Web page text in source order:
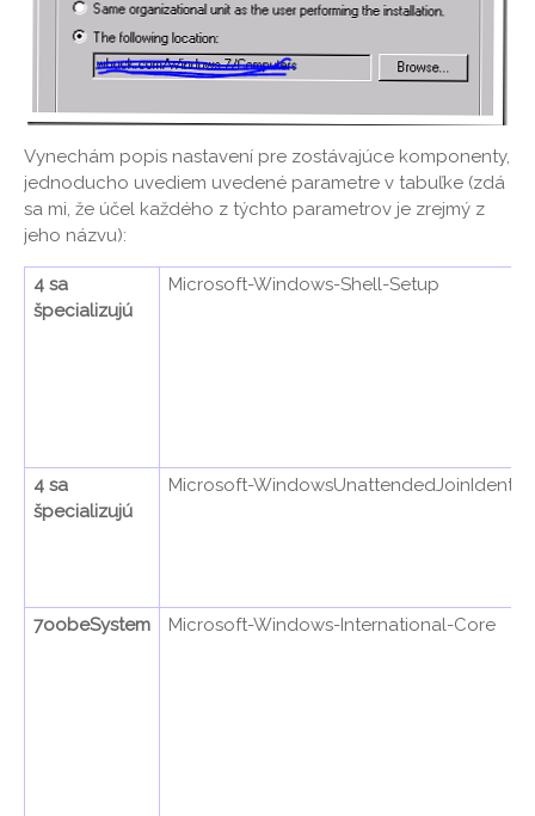
Vynechám popis nastavení pre zostávajúce komponenty,
jednoducho uvediem uvedené parametre v tabuľke (zdá
sa mi, že účel každého z týchto parametrov je zrejmý z
jeho názvu):
4 sa
špecializujú
Microsoft-Windows-Shell-Setup
4 sa
špecializujú
Microsoft-
7oobeSystem Microsoft-Windows-International-Core